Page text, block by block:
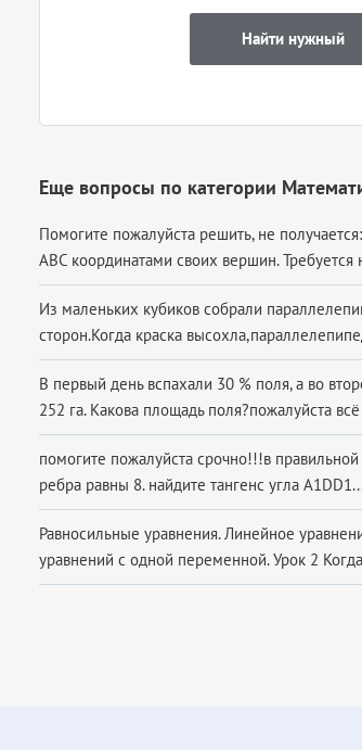
Найти нужный
Еще вопросы по категории
Помогите пожалуйста решить, не
ABC координатами своих вершин. Требуется
Из маленьких кубиков собрали
сторон.Когда краска
В первый день вспахали 30 % поля, а во
252 га. Какова площадь поля?пожалуйста
помогите пожалуйста срочно!!!в
ребра равны 8. найдите тангенс угла
Равносильные уравнения. Линейное
уравнений с одной переменной. Урок 2